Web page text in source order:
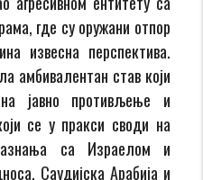
где су оружани отпор
извесна перспектива.
амбивалентан став који
јавно противљење и
се у пракси своди на
са Израелом и
Саудијска Арабија и